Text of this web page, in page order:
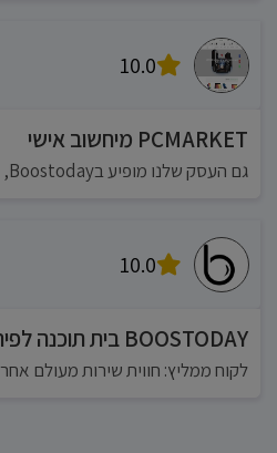
10.0
PCMARKET מיחשוב אישי
גם העסק שלנו מופיע בBoostoday, ואנחנו פתוחים :)
10.0
BOOSTODAY בית תוכנה לפיתוח אתרים
לקוח ממליץ: חווית שירות מעולם אחר